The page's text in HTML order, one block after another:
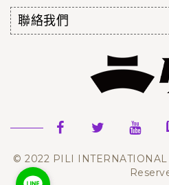
聯絡我們
© 2022 PILI